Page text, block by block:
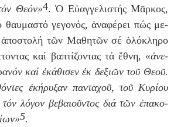
Θε­όν»4. Ὁ Εὐ­αγ­γε­λι­στής Μᾶρ­κος,
θαυ­μα­στό γε­γο­νός,ἀ­να­φέ­ρει πώς με­
ἀ­πο­στο­λή τῶν Μα­θη­τῶν σέ ὁ­λό­κλη­ρο
καί βα­πτί­ζο­ντας τά ἔ­θνη, «ἀ­νε­
καί ἐ­κά­θι­σεν ἐκ δε­ξι­ῶν τοῦ Θε­οῦ.
ἐ­κή­ρυ­ξαν πα­ντα­χοῦ, τοῦΚυ­ρί­ου
λό­γον βε­βαι­οῦ­ντος διά τῶνἐ­πα­κο­
5.